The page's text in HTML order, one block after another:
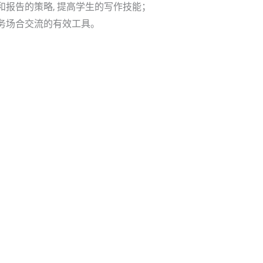
告的策略, 提高学生的写作技能；
合交流的有效工具。